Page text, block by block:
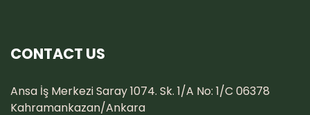
CONTACT US
Ansa İş Merkezi Saray 1074. Sk. 1/A No: 1/C 06378
Kahramankazan/Ankara